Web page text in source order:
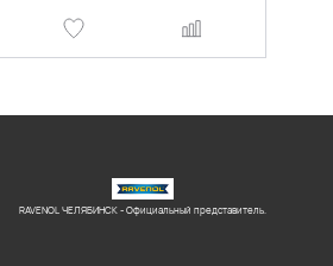
RAVENOL ЧЕЛЯБИНСК - Официальный представитель.